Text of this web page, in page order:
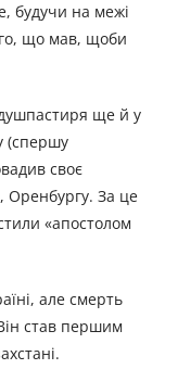
будучи на межі
що мав, щоби
душпастиря ще й у
(спершу
своє
Оренбургу. За це
«апостолом
але смерть
став першим